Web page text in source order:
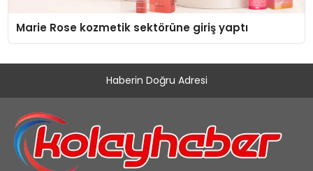
Marie Rose kozmetik sektörüne giriş yaptı
Haberin Doğru Adresi